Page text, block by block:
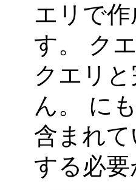
エリで
す。 ク
クエリ
ん。 に
含まれ
する必